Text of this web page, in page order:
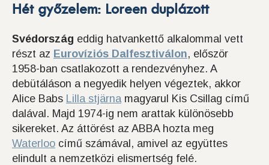
Hét győzelem: Loreen duplázott
Svédország eddig hatvankettő alkalommal vett
részt az Eurovíziós Dalfesztiválon, először
1958-ban csatlakozott a rendezvényhez. A
debütáláson a negyedik helyen végeztek, akkor
Alice Babs Lilla stjärna magyarul Kis Csillag című
dalával. Majd 1974-ig nem arattak különösebb
sikereket. Az áttörést az ABBA hozta meg
Waterloo című számával, amivel az együttes
elindult a nemzetközi elismertség felé.